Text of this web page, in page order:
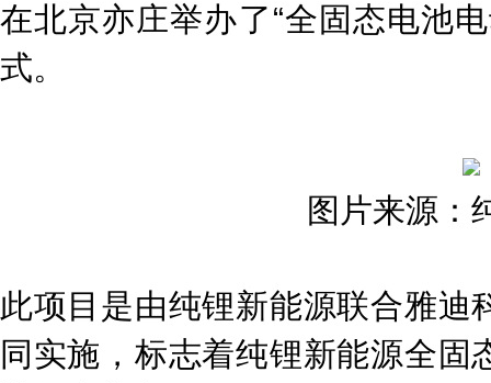
在北京亦庄举办了“全固态电池
式。
图片来源：
此项目是由纯锂新能源联合雅迪
同实施，标志着纯锂新能源全